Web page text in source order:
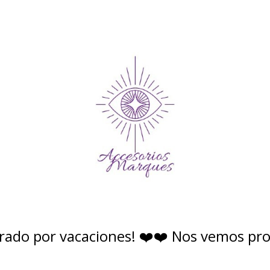
por vacaciones! ❤️❤️ Nos vemos